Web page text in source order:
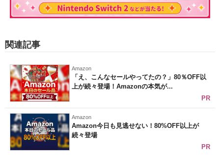
関連記事
Amazon
「え、こんなセールやってたの？」80％OFF以
上が続々登場！Amazonの本気が...
PR
Amazon
Amazon今日も見逃せない！80%OFF以上が
続々登場
PR